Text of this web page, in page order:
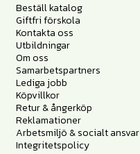
Beställ katalog
Giftfri förskola
Kontakta oss
Utbildningar
Om oss
Samarbetspartners
Lediga jobb
Köpvillkor
Retur & ångerköp
Reklamationer
Arbetsmiljö & socialt ansvar
Integritetspolicy